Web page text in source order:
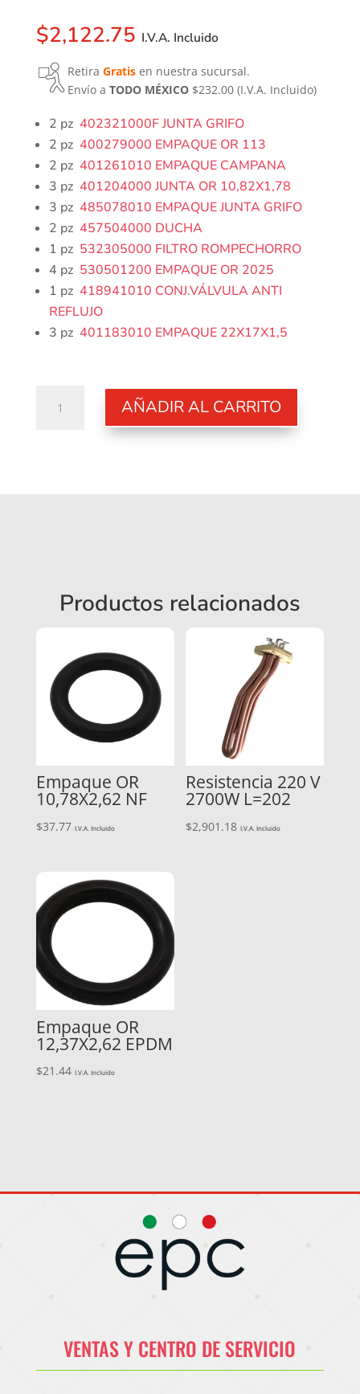
$2,122.75 I.V.A. Incluido
Retira Gratisen nuestra sucursal.
Envío a TODO MÉXICO$232.00 (I.V.A. Incluido)
2 pz 402321000F JUNTA GRIFO
2 pz 400279000 EMPAQUE OR 113
2 pz 401261010 EMPAQUE CAMPANA
3 pz 401204000 JUNTA OR 10,82X1,78
3 pz 485078010 EMPAQUE JUNTA GRIFO
2 pz 457504000 DUCHA
1 pz 532305000 FILTRO ROMPECHORRO
4 pz 530501200 EMPAQUE OR 2025
1 pz 418941010 CONJ.VÁLVULA ANTI
REFLUJO
3 pz 401183010 EMPAQUE 22X17X1,5
AÑADIR AL CARRITO
Productos relacionados
Empaque OR
10,78X2,62 NF
$37.77 I.V.A. Incluido
Resistencia 220 V
2700W L=202
$2,901.18 I.V.A. Incluido
Empaque OR
12,37X2,62 EPDM
$21.44 I.V.A. Incluido
VENTAS Y CENTRO DE SERVICIO